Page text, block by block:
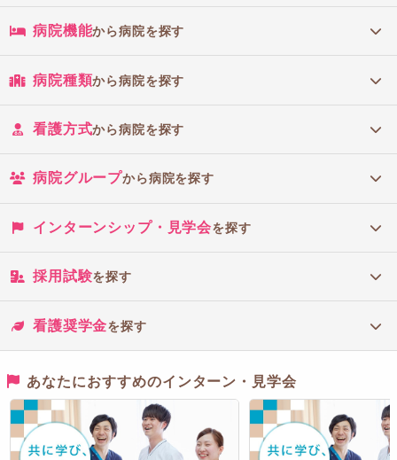
病院機能から病院を探す
病院種類から病院を探す
看護方式から病院を探す
病院グループから病院を探す
インターンシップ・見学会を探す
採用試験を探す
看護奨学金を探す
あなたにおすすめのインターン・見学会